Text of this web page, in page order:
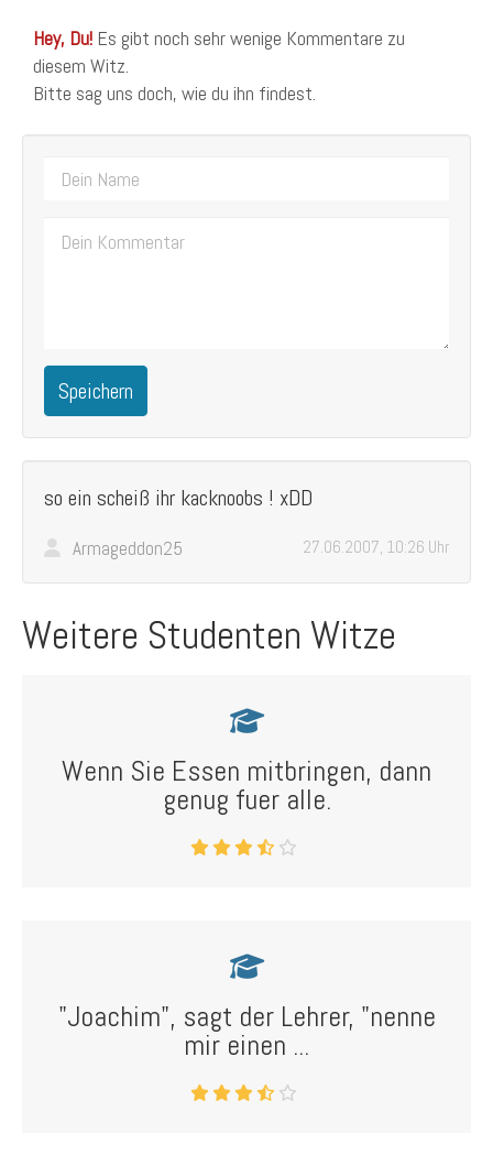
Hey, Du! Es gibt noch sehr wenige Kommentare zu
diesem Witz.
Bitte sag uns doch, wie du ihn findest.
Speichern
so ein scheiß ihr kacknoobs ! xDD
Armageddon25 27.06.2007, 10:26 Uhr
Weitere Studenten Witze
Wenn Sie Essen mitbringen, dann
genug fuer alle.
"Joachim", sagt der Lehrer, "nenne
mir einen ...